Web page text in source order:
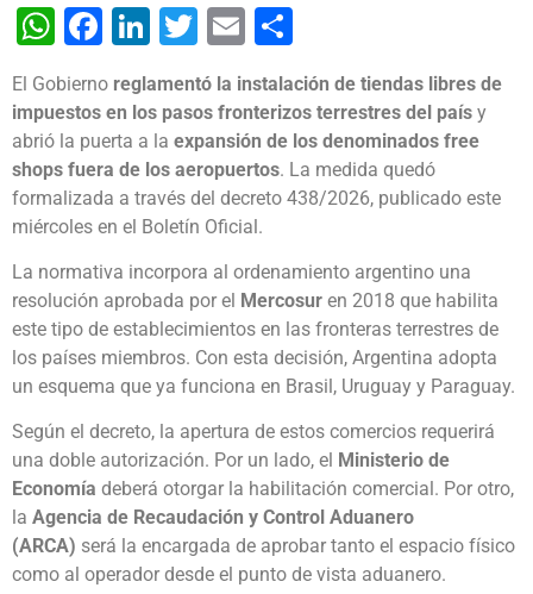
WhatsApp
Facebook
LinkedIn
Twitter
Email
El Gobierno reglamentó la instalación de tiendas libres de
impuestos en los pasos fronterizos terrestres del país y
abrió la puerta a la expansión de los denominados free
shops fuera de los aeropuertos. La medida quedó
formalizada a través del decreto 438/2026, publicado este
miércoles en el Boletín Oficial.
La normativa incorpora al ordenamiento argentino una
resolución aprobada por el Mercosur en 2018 que habilita
este tipo de establecimientos en las fronteras terrestres de
los países miembros. Con esta decisión, Argentina adopta
un esquema que ya funciona en Brasil, Uruguay y Paraguay.
Según el decreto, la apertura de estos comercios requerirá
una doble autorización. Por un lado, el Ministerio de
Economía deberá otorgar la habilitación comercial. Por otro,
la Agencia de Recaudación y Control Aduanero
(ARCA) será la encargada de aprobar tanto el espacio físico
como al operador desde el punto de vista aduanero.